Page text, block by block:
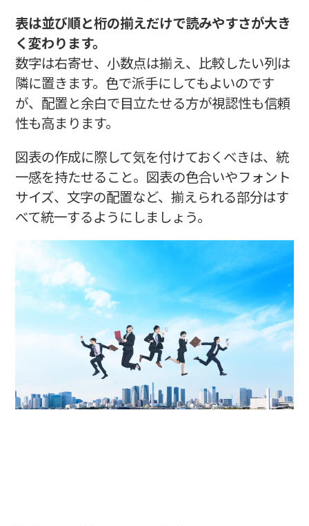
表は並び順と桁の揃えだけで読みやすさが大き
く変わります。
数字は右寄せ、小数点は揃え、比較したい列は
隣に置きます。色で派手にしてもよいのです
が、配置と余白で目立たせる方が視認性も信頼
性も高まります。
図表の作成に際して気を付けておくべきは、統
一感を持たせること。図表の色合いやフォント
サイズ、文字の配置など、揃えられる部分はす
べて統一するようにしましょう。